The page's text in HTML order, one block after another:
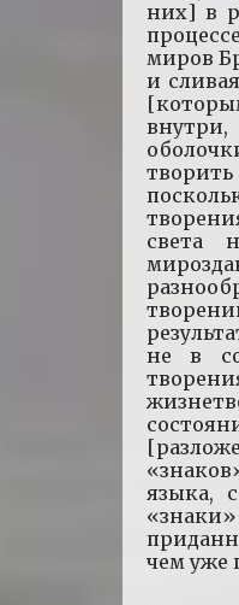
них] в
миров
и
внутри,
света
не в
языка,
чем уже